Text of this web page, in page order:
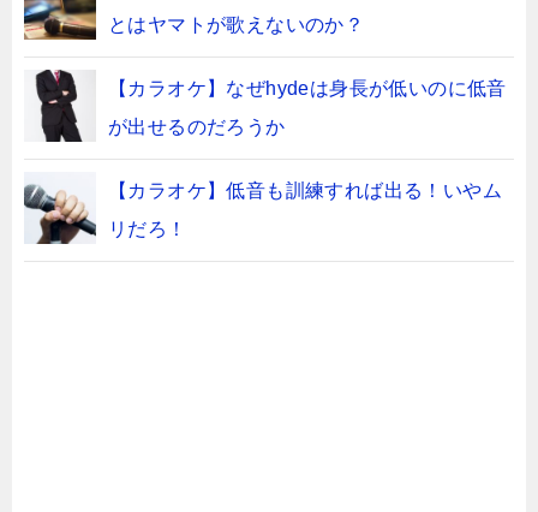
とはヤマトが歌えないのか？
【カラオケ】なぜhydeは身長が低いのに低音
が出せるのだろうか
【カラオケ】低音も訓練すれば出る！いやム
リだろ！